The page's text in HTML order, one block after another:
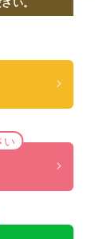
い